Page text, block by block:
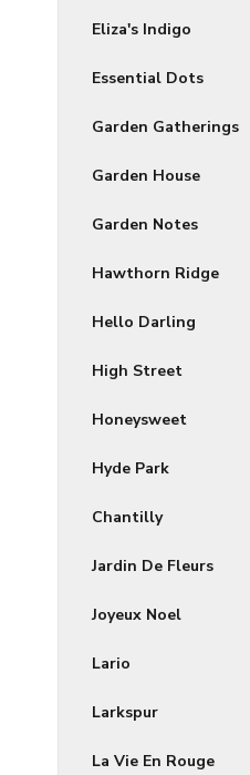
Eliza's Indigo
Essential Dots
Garden Gatherings
Garden House
Garden Notes
Hawthorn Ridge
Hello Darling
High Street
Honeysweet
Hyde Park
Chantilly
Jardin De Fleurs
Joyeux Noel
Lario
Larkspur
La Vie En Rouge